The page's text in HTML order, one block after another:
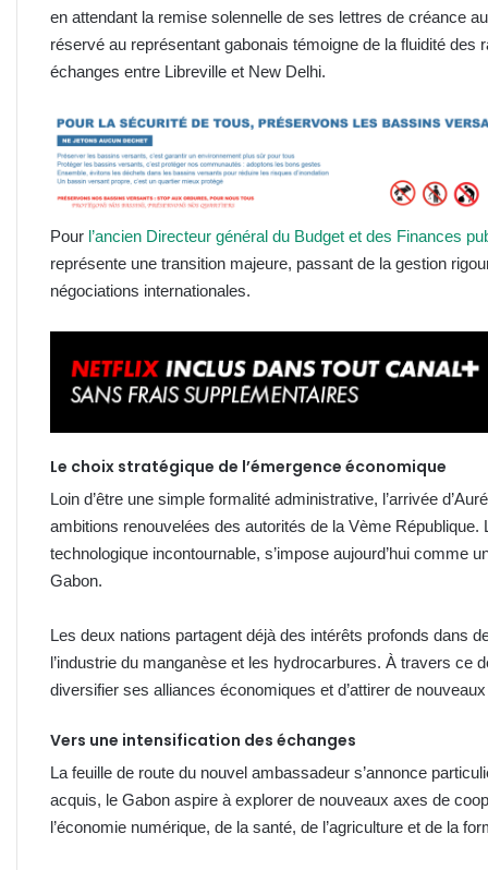
en attendant la remise solennelle de ses lettres de créance
réservé au représentant gabonais témoigne de la fluidité
échanges entre Libreville et New Delhi.
Pour l’ancien Directeur général du Budget et des Finances
représente une transition majeure, passant de la gestion
négociations internationales.
Le choix stratégique de l’émergence économique
Loin d’être une simple formalité administrative, l’arrivée
ambitions renouvelées des autorités de la Vème République.
technologique incontournable, s’impose aujourd’hui comme
Gabon.
Les deux nations partagent déjà des intérêts profonds dans
l’industrie du manganèse et les hydrocarbures. À travers ce
diversifier ses alliances économiques et d’attirer de
Vers une intensification des échanges
La feuille de route du nouvel ambassadeur s’annonce
acquis, le Gabon aspire à explorer de nouveaux axes de
l’économie numérique, de la santé, de l’agriculture et de la